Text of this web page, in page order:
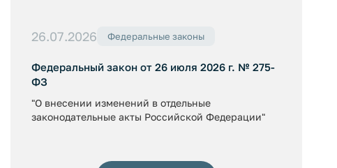
26.07.2026 Федеральные законы
Федеральный закон от 26 июля 2026 г. № 275-
ФЗ
"О внесении изменений в отдельные
законодательные акты Российской Федерации"